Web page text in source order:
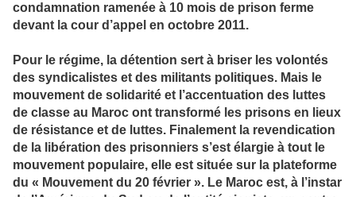
condamnation ramenée à 10 mois de prison ferme
devant la cour d’appel en octobre 2011.
Pour le régime, la détention sert à briser les volontés
des syndicalistes et des militants politiques. Mais le
mouvement de solidarité et l’accentuation des luttes
de classe au Maroc ont transformé les prisons en lieux
de résistance et de luttes. Finalement la revendication
de la libération des prisonniers s’est élargie à tout le
mouvement populaire, elle est située sur la plateforme
du « Mouvement du 20 février ». Le Maroc est, à l’instar